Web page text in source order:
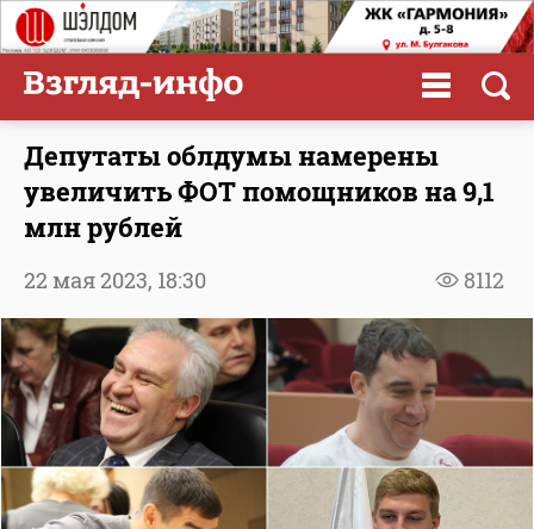
Депутаты облдумы намерены
увеличить ФОТ помощников на 9,1
млн рублей
8112
22 мая 2023, 18:30